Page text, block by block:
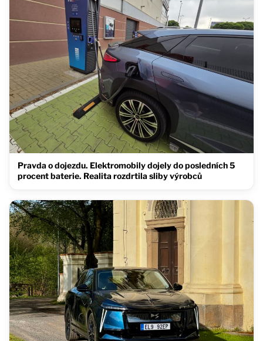
Pravda o dojezdu. Elektromobily dojely do posledních 5
procent baterie. Realita rozdrtila sliby výrobců